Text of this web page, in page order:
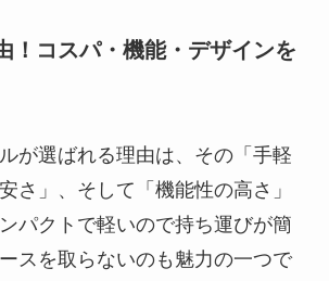
！コスパ・機能・デザインを
が選ばれる理由は、その「手軽
さ」、そして「機能性の高さ」
パクトで軽いので持ち運びが簡
スを取らないのも魅力の一つで